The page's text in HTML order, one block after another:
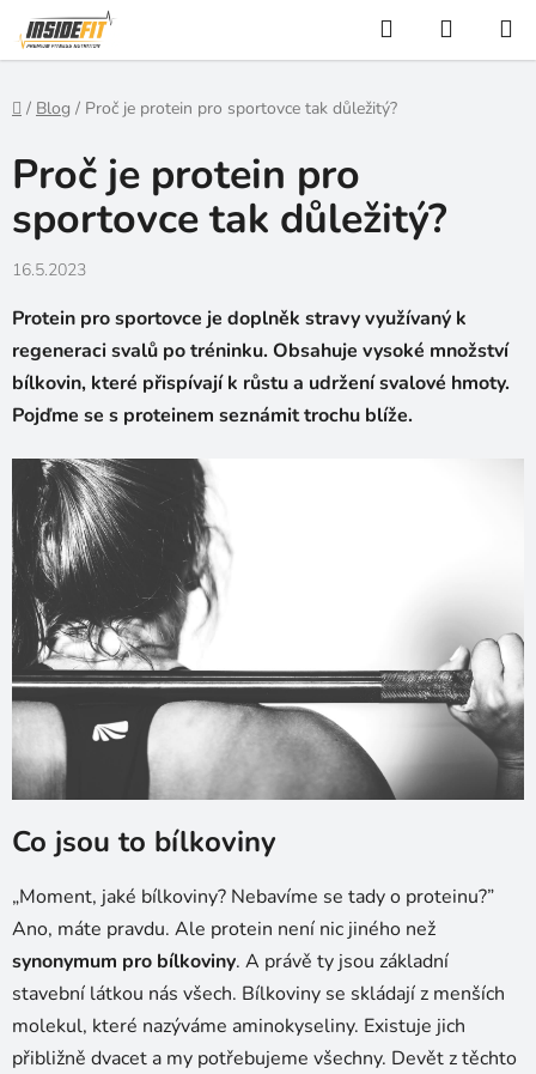
Přejít
na
obsah
Hledat
KOŠÍK
Domů
/ Blog / Proč je protein pro sportovce tak důležitý?
Proč je protein pro
sportovce tak důležitý?
16.5.2023
Protein pro sportovce je doplněk stravy využívaný k
regeneraci svalů po tréninku. Obsahuje vysoké množství
bílkovin, které přispívají k růstu a udržení svalové hmoty.
Pojďme se s proteinem seznámit trochu blíže.
Co jsou to bílkoviny
„Moment, jaké bílkoviny? Nebavíme se tady o proteinu?”
Ano, máte pravdu. Ale protein není nic jiného než
synonymum pro bílkoviny. A právě ty jsou základní
stavební látkou nás všech. Bílkoviny se skládají z menších
molekul, které nazýváme aminokyseliny. Existuje jich
přibližně dvacet a my potřebujeme všechny. Devět z těchto